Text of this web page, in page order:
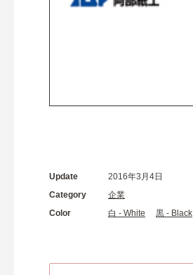
Update
2016年3月4日
Category
企業
Color
白 - White 黒 - Black